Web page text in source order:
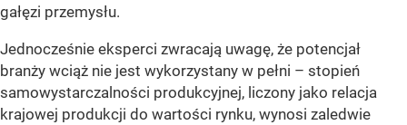
gałęzi przemysłu.
Jednocześnie eksperci zwracają uwagę, że potencjał
branży wciąż nie jest wykorzystany w pełni – stopień
samowystarczalności produkcyjnej, liczony jako relacja
krajowej produkcji do wartości rynku, wynosi zaledwie